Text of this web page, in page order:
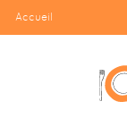
Accueil